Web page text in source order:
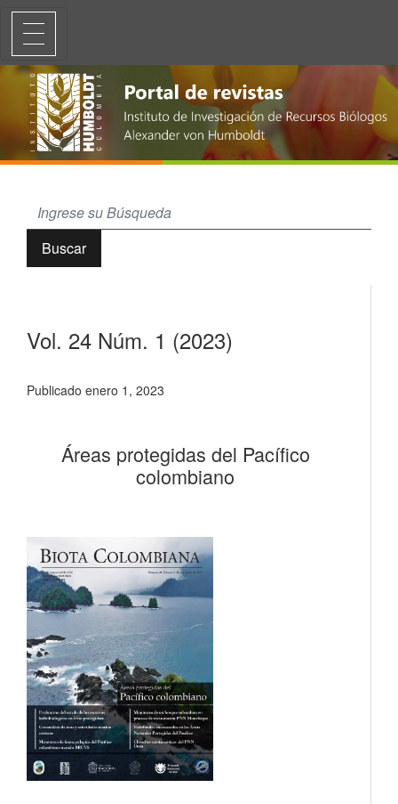
Vol. 24 Núm. 1 (2023): Áreas protegidas del Pacífico colombiano
Buscar
Vol. 24 Núm. 1 (2023)
Publicado enero 1, 2023
Áreas protegidas del Pacífico
colombiano